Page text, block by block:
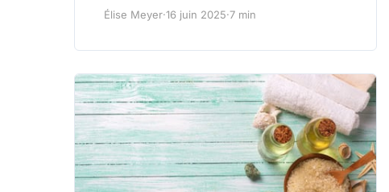
Élise Meyer·16 juin 2025·7 min